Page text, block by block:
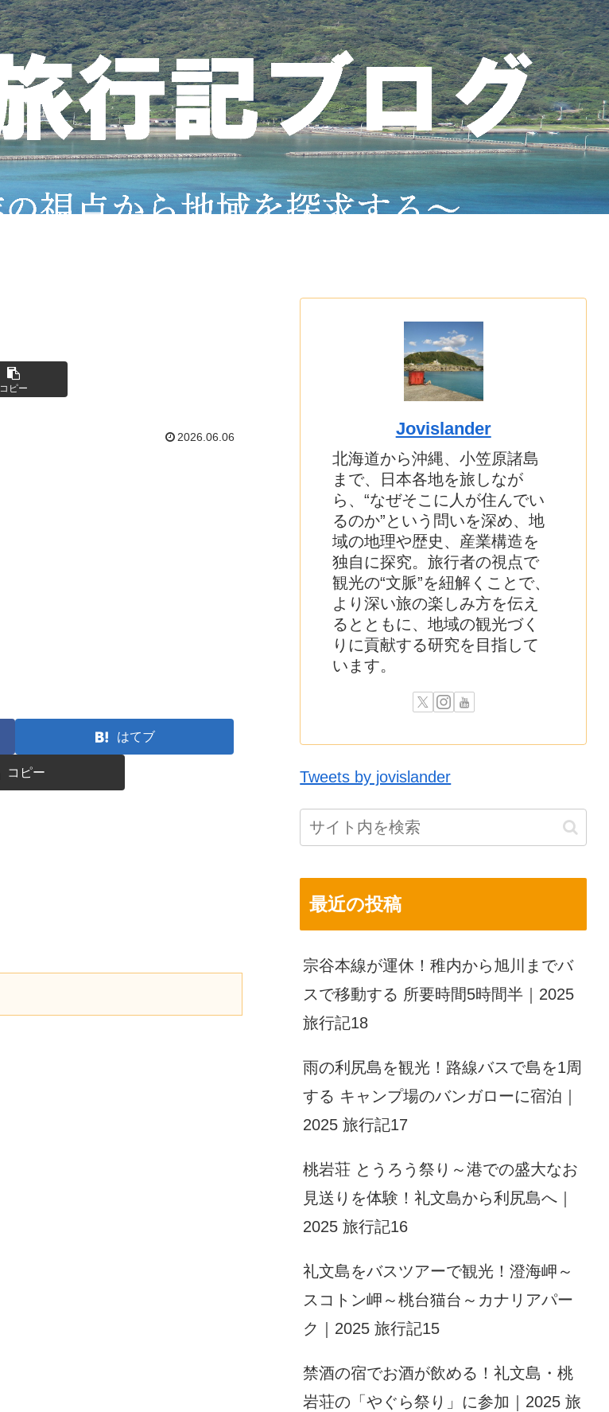
コピー
2026.06.06
はてブ
コピー
Jovislander
北海道から沖縄、小笠原諸島
まで、日本各地を旅しなが
ら、“なぜそこに人が住んでい
るのか”という問いを深め、地
域の地理や歴史、産業構造を
独自に探究。旅行者の視点で
観光の“文脈”を紐解くことで、
より深い旅の楽しみ方を伝え
るとともに、地域の観光づく
りに貢献する研究を目指して
います。
Tweets by jovislander
最近の投稿
宗谷本線が運休！稚内から旭川までバ
スで移動する 所要時間5時間半｜2025
旅行記18
雨の利尻島を観光！路線バスで島を1周
する キャンプ場のバンガローに宿泊｜
2025 旅行記17
桃岩荘 とうろう祭り～港での盛大なお
見送りを体験！礼文島から利尻島へ｜
2025 旅行記16
礼文島をバスツアーで観光！澄海岬～
スコトン岬～桃台猫台～カナリアパー
ク｜2025 旅行記15
禁酒の宿でお酒が飲める！礼文島・桃
岩荘の「やぐら祭り」に参加｜2025 旅